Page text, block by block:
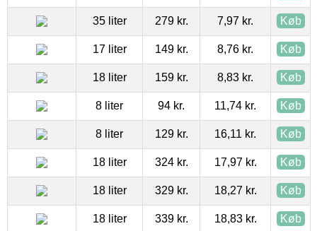
35 liter 279 kr. 7,97 kr. Køb
17 liter 149 kr. 8,76 kr. Køb
18 liter 159 kr. 8,83 kr. Køb
8 liter 94 kr. 11,74 kr. Køb
8 liter 129 kr. 16,11 kr. Køb
18 liter 324 kr. 17,97 kr. Køb
18 liter 329 kr. 18,27 kr. Køb
18 liter 339 kr. 18,83 kr. Køb